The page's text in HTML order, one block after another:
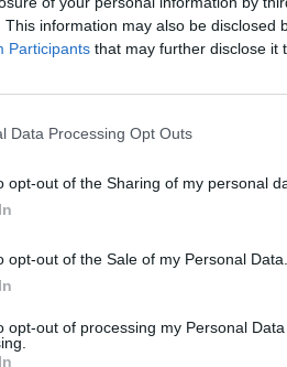
This information may also be disclosed
Participants that may further disclose it
Data Processing Opt Outs
opt-out of the Sharing of my personal
opt-out of the Sale of my Personal Data.
opt-out of processing my Personal
ασφυξία
και στο
ο κ.
της
της Θεσσαλονίκης,